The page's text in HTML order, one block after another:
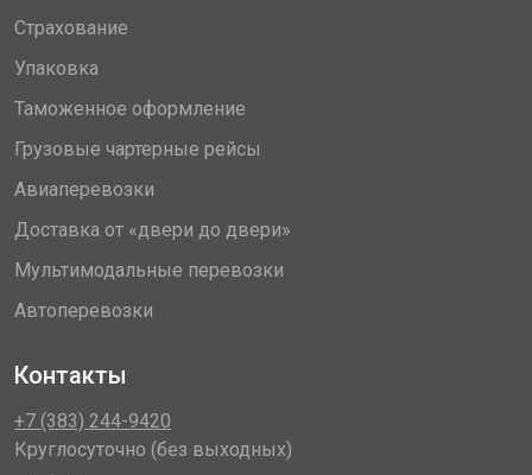
Страхование
Упаковка
Таможенное оформление
Грузовые чартерные рейсы
Авиаперевозки
Доставка от «двери до двери»
Мультимодальные перевозки
Автоперевозки
Контакты
+7 (383) 244-9420
Круглосуточно (без выходных)